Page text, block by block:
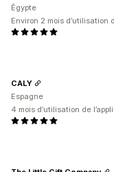
Égypte
Environ 2 mois d’utilisation
CALY
Espagne
4 mois d’utilisation de